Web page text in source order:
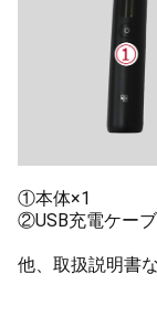
①本体×1
②USB充電ケー
他、取扱説明書